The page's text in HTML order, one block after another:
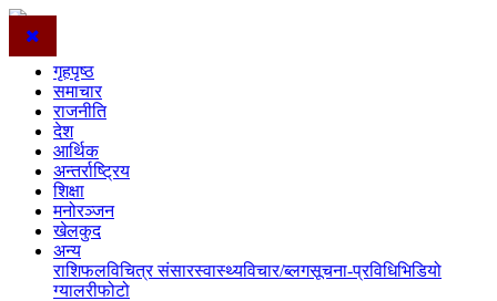
गृहपृष्ठ
समाचार
राजनीति
देश
आर्थिक
अन्तर्राष्ट्रिय
शिक्षा
मनोरञ्जन
खेलकुद
अन्य
राशिफलविचित्र संसारस्वास्थ्यविचार/ब्लगसूचना-प्रविधिभिडियो
ग्यालरीफोटो